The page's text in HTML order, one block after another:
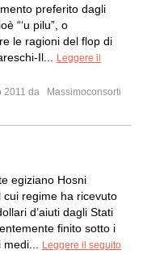
preferito dagli
“‘u pilu”, o
le ragioni del flop di
Il...
Leggere il
2011 da
Massimoconsorti
egiziano Hosni
cui regime ha ricevuto
d’aiuti dagli Stati
finito sotto i
Leggere il seguito